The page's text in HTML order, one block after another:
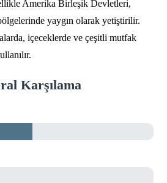
Amerika Birleşik Devletleri,
yaygın olarak yetiştirilir.
içeceklerde ve çeşitli mutfak
Karşılama